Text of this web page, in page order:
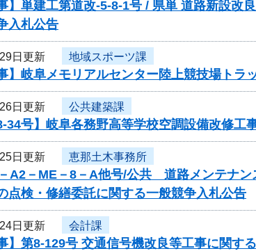
】単建工第道改-5-8-1号 / 県単 道路新設
入札公告
日更新 地域スポーツ課
】岐阜メモリアルセンター陸上競技場ト
日更新 公共建築課
34号】岐阜各務野高等学校空調設備改修
日更新 恵那土木事務所
A2－ME－8－A他号/公共 道路メンテナン
点検・修繕委託に関する一般競争入札公告
日更新 会計課
】第8-129号 交通信号機改良等工事に関す